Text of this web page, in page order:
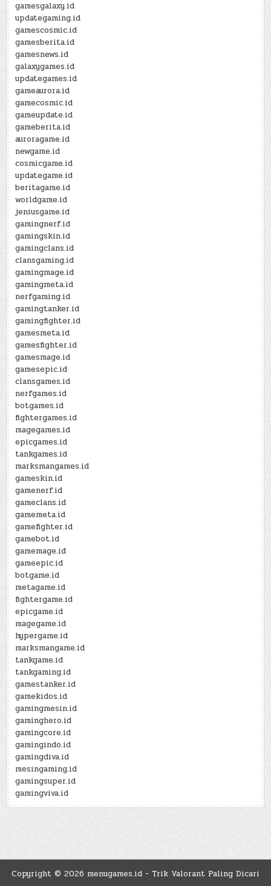
gamesgalaxy.id
updategaming.id
gamescosmic.id
gamesberita.id
gamesnews.id
galaxygames.id
updategames.id
gameaurora.id
gamecosmic.id
gameupdate.id
gameberita.id
auroragame.id
newgame.id
cosmicgame.id
updategame.id
beritagame.id
worldgame.id
jeniusgame.id
gamingnerf.id
gamingskin.id
gamingclans.id
clansgaming.id
gamingmage.id
gamingmeta.id
nerfgaming.id
gamingtanker.id
gamingfighter.id
gamesmeta.id
gamesfighter.id
gamesmage.id
gamesepic.id
clansgames.id
nerfgames.id
botgames.id
fightergames.id
magegames.id
epicgames.id
tankgames.id
marksmangames.id
gameskin.id
gamenerf.id
gameclans.id
gamemeta.id
gamefighter.id
gamebot.id
gamemage.id
gameepic.id
botgame.id
metagame.id
fightergame.id
epicgame.id
magegame.id
hypergame.id
marksmangame.id
tankgame.id
tankgaming.id
gamestanker.id
gamekidos.id
gamingmesin.id
gaminghero.id
gamingcore.id
gamingindo.id
gamingdiva.id
mesingaming.id
gamingsuper.id
gamingviva.id
Copyright © 2026 menugames.id - Trik Valorant Paling Dicari